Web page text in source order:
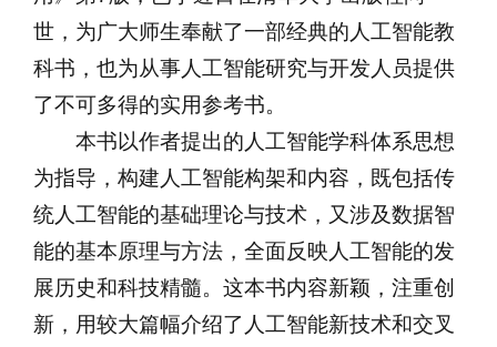
世，为广大师生奉献了一部经典的人工智能教
科书，也为从事人工智能研究与开发人员提供
了不可多得的实用参考书。
本书以作者提出的人工智能学科体系思想
为指导，构建人工智能构架和内容，既包括传
统人工智能的基础理论与技术，又涉及数据智
能的基本原理与方法，全面反映人工智能的发
展历史和科技精髓。这本书内容新颖，注重创
新，用较大篇幅介绍了人工智能新技术和交叉